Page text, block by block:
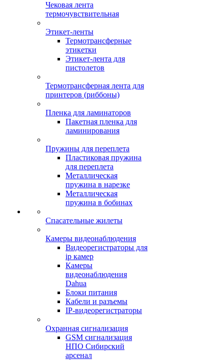
Чековая лента
термочувствительная
Этикет-ленты
Термотрансферные
этикетки
Этикет-лента для
пистолетов
Термотрансферная лента для
принтеров (риббоны)
Пленка для ламинаторов
Пакетная пленка для
ламинирования
Пружины для переплета
Пластиковая пружина
для переплета
Металлическая
пружина в нарезке
Металлическая
пружина в бобинах
Спасательные жилеты
Камеры видеонаблюдения
Видеорегистраторы для
ip камер
Камеры
видеонаблюдения
Dahua
Блоки питания
Кабели и разъемы
IP-видеорегистраторы
Охранная сигнализация
GSM сигнализация
НПО Сибирский
арсенал